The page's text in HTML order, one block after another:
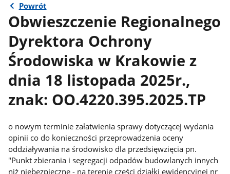
Powrót
Obwieszczenie Regionalnego
Dyrektora Ochrony
Środowiska w Krakowie z
dnia 18 listopada 2025r.,
znak: OO.4220.395.2025.TP
o nowym terminie załatwienia sprawy dotyczącej wydania
opinii co do konieczności przeprowadzenia oceny
oddziaływania na środowisko dla przedsięwzięcia pn.
"Punkt zbierania i segregacji odpadów budowlanych innych
niż niebezpieczne - na terenie części działki ewidencyjnej nr